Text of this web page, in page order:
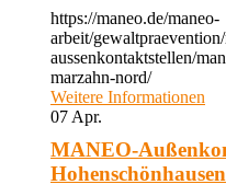
https://maneo.de/maneo-
arbeit/
aussenkontaktstellen/
marzahn-nord/
Weitere Informationen
07 Apr.
MANEO-
Hohenschönhausen